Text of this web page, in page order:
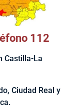
112
Castilla-La
Ciudad Real y